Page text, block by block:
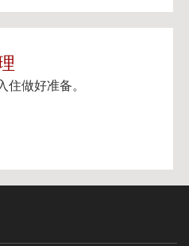
做好准备。